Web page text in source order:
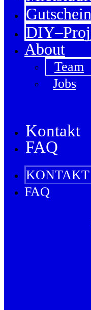
About
Team
Jobs
Kontakt
FAQ
KONTAKT
FAQ